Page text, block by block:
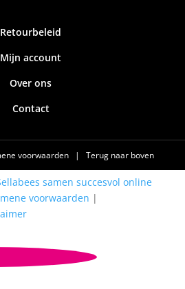
Retourbeleid
Mijn account
Over ons
Contact
voorwaarden | Terug naar boven
samen succesvol online
voorwaarden |